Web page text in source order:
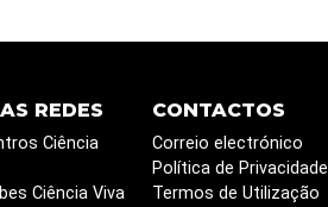
REDES
Ciência
Ciência Viva
CONTACTOS
Correio electrónico
Política de Privacidade
Termos de Utilização